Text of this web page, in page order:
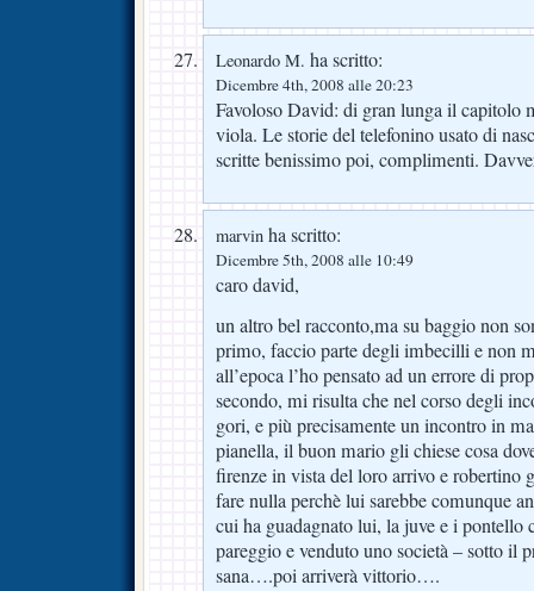
Leonardo M. ha scritto:
Dicembre 4th, 2008 alle 20:23
Favoloso David: di gran lunga il capitolo
viola. Le storie del telefonino usato di
scritte benissimo poi, complimenti.
marvin ha scritto:
Dicembre 5th, 2008 alle 10:49
caro david,
un altro bel racconto,ma su baggio non
primo, faccio parte degli imbecilli e non
all’epoca l’ho pensato ad un errore di
secondo, mi risulta che nel corso degli
gori, e più precisamente un incontro in
pianella, il buon mario gli chiese cosa
firenze in vista del loro arrivo e robertino
fare nulla perchè lui sarebbe comunque
cui ha guadagnato lui, la juve e i pontello
pareggio e venduto uno società – sotto il
sana….poi arriverà vittorio….